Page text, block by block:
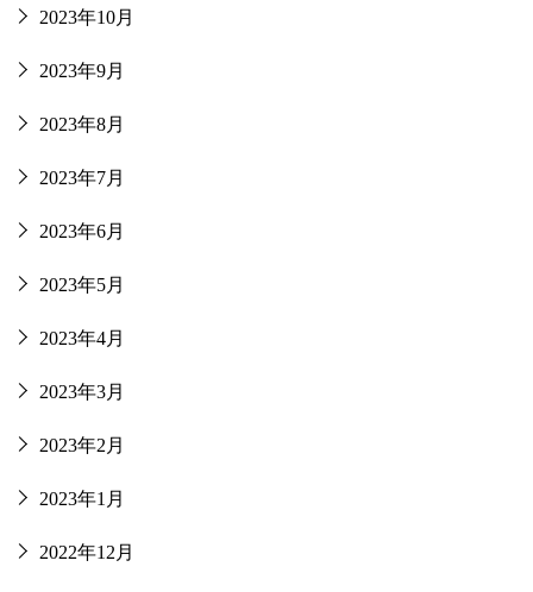
2023年10月
2023年9月
2023年8月
2023年7月
2023年6月
2023年5月
2023年4月
2023年3月
2023年2月
2023年1月
2022年12月